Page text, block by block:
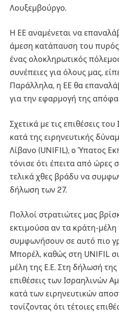
Λουξεμβούργο.
Η ΕΕ αναμένεται να
άμεση κατάπαυση του
ένας ολοκληρωτικός
συνέπειες για όλους μας,
Παράλληλα, η ΕΕ θα
για την εφαρμογή της
Σχετικά με τις επιθέσεις
κατά της ειρηνευτικής
Λίβανο (UNIFIL), o Ύπατος
τόνισε ότι έπειτα από ώρες
τελικά χθες βράδυ να
δήλωση των 27.
Πολλοί στρατιώτες μας
εκτιμούσα αν τα κράτη-
συμφωνήσουν σε αυτό πιο
Μπορέλ, καθώς στη UNIFIL
μέλη της Ε.Ε. Στη δήλωσή της
επιθέσεις των Ισραηλινών
κατά των ειρηνευτικών
τονίζοντας ότι τέτοιες